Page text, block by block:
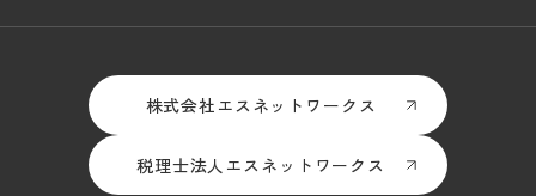
株式会社エスネットワークス
税理士法人エスネットワークス